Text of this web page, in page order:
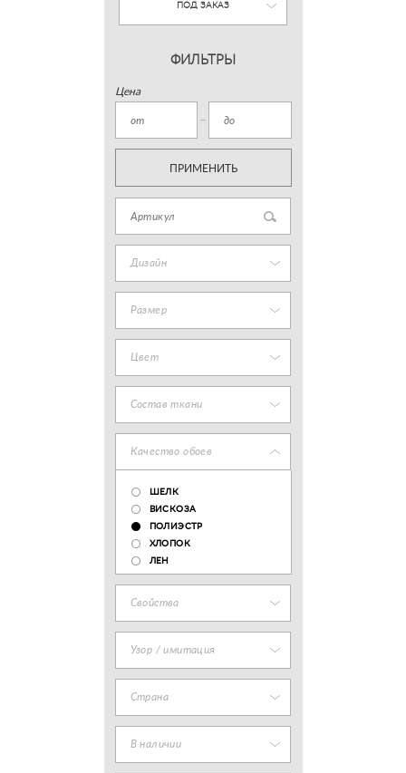
ПОД ЗАКАЗ
ФИЛЬТРЫ
Цена
ПРИМЕНИТЬ
Дизайн
Размер
Цвет
Состав ткани
Качество обоев
ШЕЛК
ВИСКОЗА
ПОЛИЭСТР
ХЛОПОК
ЛЕН
Свойства
Узор / имитация
Страна
В наличии